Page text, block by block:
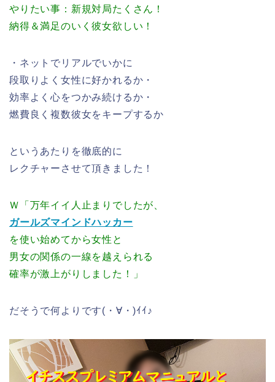
やりたい事：新規対局たくさん！
納得＆満足のいく彼女欲しい！
・ネットでリアルでいかに
段取りよく女性に好かれるか・
効率よく心をつかみ続けるか・
燃費良く複数彼女をキープするか
というあたりを徹底的に
レクチャーさせて頂きました！
Ｗ「万年イイ人止まりでしたが、
ガールズマインドハッカー
を使い始めてから女性と
男女の関係の一線を越えられる
確率が激上がりしました！」
だそうで何よりです(・∀・)ｲｲ♪